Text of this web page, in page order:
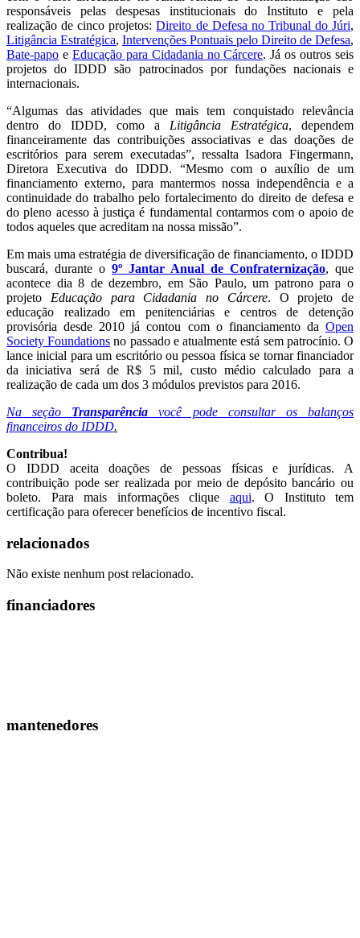
responsáveis pelas despesas institucionais do Instituto e pela
realização de cinco projetos:Direito de Defesa no Tribunal do Júri,
Litigância Estratégica, Intervenções Pontuais pelo Direito de Defesa,
Bate-papo e Educação para Cidadania no Cárcere. Já os outros seis
projetos do IDDD são patrocinados por fundações nacionais e
internacionais.
“Algumas das atividades que mais tem conquistado relevância
dentro do IDDD, como a Litigância Estratégica, dependem
financeiramente das contribuições associativas e das doações de
escritórios para serem executadas”, ressalta Isadora Fingermann,
Diretora Executiva do IDDD. “Mesmo com o auxílio de um
financiamento externo, para mantermos nossa independência e a
continuidade do trabalho pelo fortalecimento do direito de defesa e
do pleno acesso à justiça é fundamental contarmos com o apoio de
todos aqueles que acreditam na nossa missão”.
Em mais uma estratégia de diversificação de financiamento, o IDDD
buscará, durante o 9º Jantar Anual de Confraternização, que
acontece dia 8 de dezembro, em São Paulo, um patrono para o
projeto Educação para Cidadania no Cárcere. O projeto de
educação realizado em penitenciárias e centros de detenção
provisória desde 2010 já contou com o financiamento da Open
Society Foundations no passado e atualmente está sem patrocínio. O
lance inicial para um escritório ou pessoa física se tornar financiador
da iniciativa será de R$ 5 mil, custo médio calculado para a
realização de cada um dos 3 módulos previstos para 2016.
Na seção Transparência você pode consultar os balanços
financeiros do IDDD.
Contribua!
O IDDD aceita doações de pessoas físicas e jurídicas. A
contribuição pode ser realizada por meio de depósito bancário ou
boleto. Para mais informações clique aqui. O Instituto tem
certificação para oferecer benefícios de incentivo fiscal.
relacionados
Não existe nenhum post relacionado.
financiadores
mantenedores